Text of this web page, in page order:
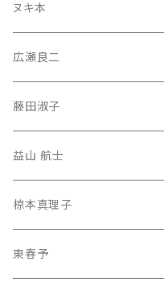
ヌキ本
広瀬良二
藤田淑子
益山 航士
椋本真理子
東春予